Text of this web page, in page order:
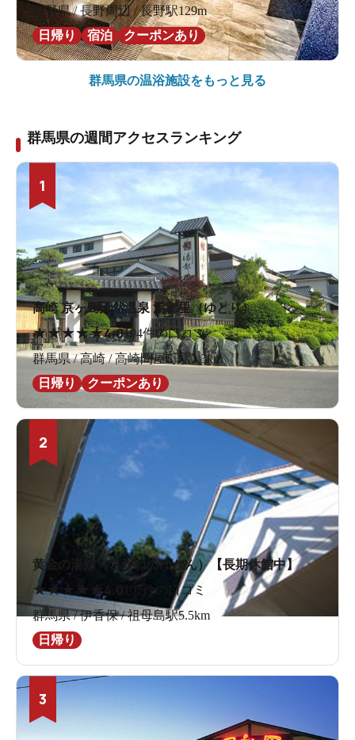
長野県 / 長野周辺 / 長野駅129m
日帰り
宿泊 クーポンあり
群馬県の温浴施設をもっと見る
群馬県の週間アクセスランキング
1
高崎 京ヶ島天然温泉 湯都里（ゆとり）
★★★★★4.0194件の口コミ
群馬県 / 高崎 / 高崎問屋町駅3.3km
日帰り
クーポンあり
2
黄金の湯館（こがねのゆかん）【長期休館中】
★★★ ★ ★4.0
107件の口コミ
群馬県 / 伊香保 / 祖母島駅5.5km
日帰り
3